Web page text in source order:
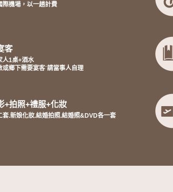
際機場，以一趟計費
客
人1桌+酒水
或鄉下需要宴客˙請當事人自理
+拍照+禮服+化妝
套.新娘化妝.結婚拍照.結婚照&DVD各一套